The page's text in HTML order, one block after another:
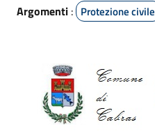
Argomenti : Protezione civile